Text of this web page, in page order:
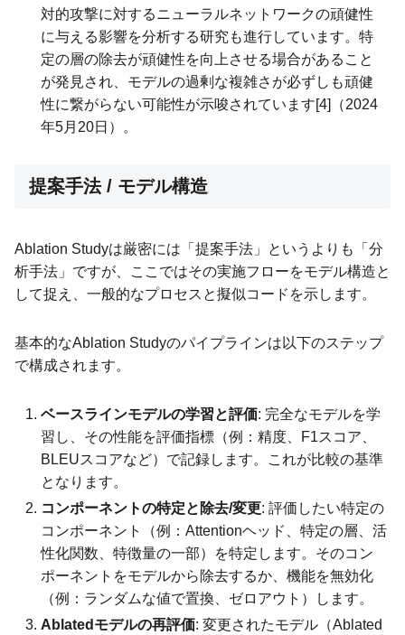
対的攻撃に対するニューラルネットワークの頑健性
に与える影響を分析する研究も進行しています。特
定の層の除去が頑健性を向上させる場合があること
が発見され、モデルの過剰な複雑さが必ずしも頑健
性に繋がらない可能性が示唆されています[4]（2024
年5月20日）。
提案手法 / モデル構造
Ablation Studyは厳密には「提案手法」というよりも「分
析手法」ですが、ここではその実施フローをモデル構造と
して捉え、一般的なプロセスと擬似コードを示します。
基本的なAblation Studyのパイプラインは以下のステップ
で構成されます。
ベースラインモデルの学習と評価: 完全なモデルを学
習し、その性能を評価指標（例：精度、F1スコア、
BLEUスコアなど）で記録します。これが比較の基準
となります。
コンポーネントの特定と除去/変更: 評価したい特定の
コンポーネント（例：Attentionヘッド、特定の層、活
性化関数、特徴量の一部）を特定します。そのコン
ポーネントをモデルから除去するか、機能を無効化
（例：ランダムな値で置換、ゼロアウト）します。
Ablatedモデルの再評価: 変更されたモデル（Ablated